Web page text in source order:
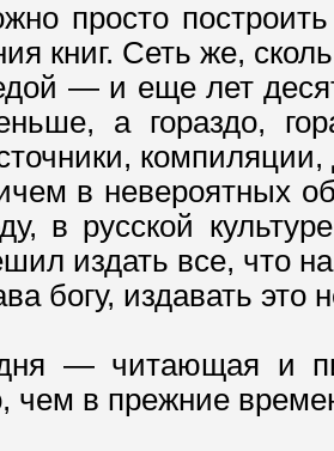
просто
книг. Сеть же,
— и еще лет
а гораздо,
в невероятных
в русской
издать все, что
богу, издавать это
— читающая и
чем в прежние